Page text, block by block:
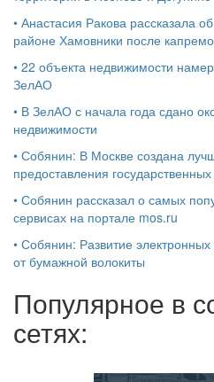
• Анастасия Ракова рассказала
районе Хамовники после
• 22 объекта недвижимости
ЗелАО
• В ЗелАО с начала года сдано
недвижимости
• Собянин: В Москве создана
предоставления государственных
• Собянин рассказал о самых
сервисах на портале mos.ru
• Собянин: Развитие электронных
от бумажной волокиты
Популярное в
сетях: